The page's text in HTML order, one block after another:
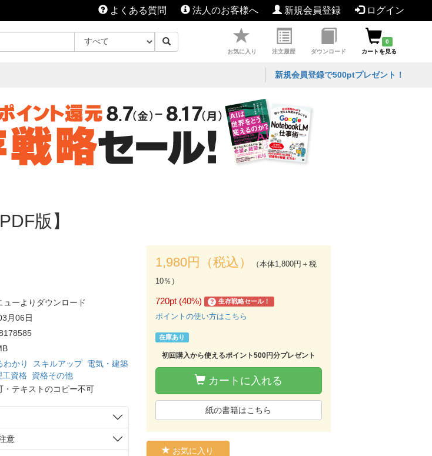
よくある質問 法人のお客様へ 新規会員登録 ログイン
お気に入り 注文履歴 ダウンロード
0
カートを見る
新規会員登録で500ptプレゼント！
版】
ューよりダウンロード
月06日
わかり スキルアップ 電気・建築
工資格 資格その他
・テキストのコピー不可
意
1,980円（税込）
（本体1,800円＋税
10％）
720pt (40%) ? 生存戦略セール！
ポイントの使い方はこちら
在庫あり
初回購入から使えるポイント500円分プレゼント
カートに入れる
紙の書籍はこちら
お気に入り